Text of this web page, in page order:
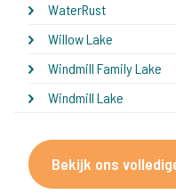
WaterRust
Willow Lake
Windmill Family Lake
Windmill Lake
Bekijk ons